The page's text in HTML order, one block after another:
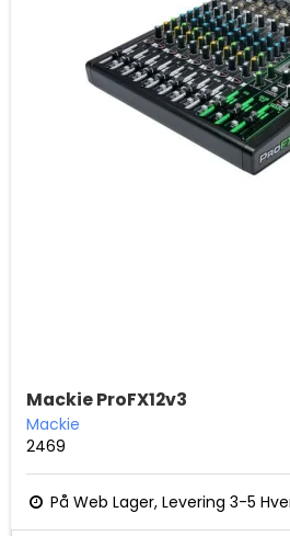
Mackie ProFX12v3
Mackie
2469
På Web Lager, Levering 3-5